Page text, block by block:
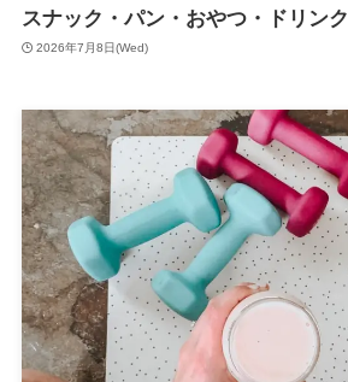
スナック・パン・おやつ・ドリンク
2026年7月8日(Wed)